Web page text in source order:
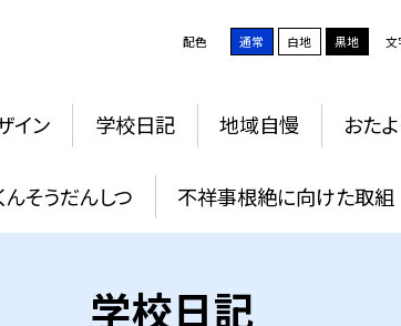
配色 通常 白地 黒地 文
イン 学校日記 地域自慢 おた
そうだんしつ 不祥事根絶に向けた取組
学校日記